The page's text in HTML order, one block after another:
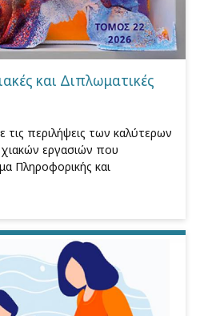
και Διπλωματικές
περιλήψεις των καλύτερων
εργασιών που
Πληροφορικής και